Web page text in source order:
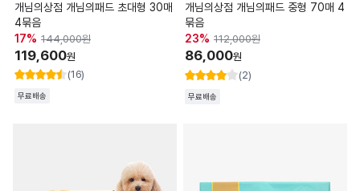
개님의상점 개님의패드 초대형 30매
4묶음
17% 144,000원
119,600원
(16)
무료배송
개님의상점 개님의패드 중형 70매 4
묶음
23% 112,000원
86,000원
(2)
무료배송